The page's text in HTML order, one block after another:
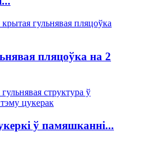
пляцоўка на 2
ў памяшканні...